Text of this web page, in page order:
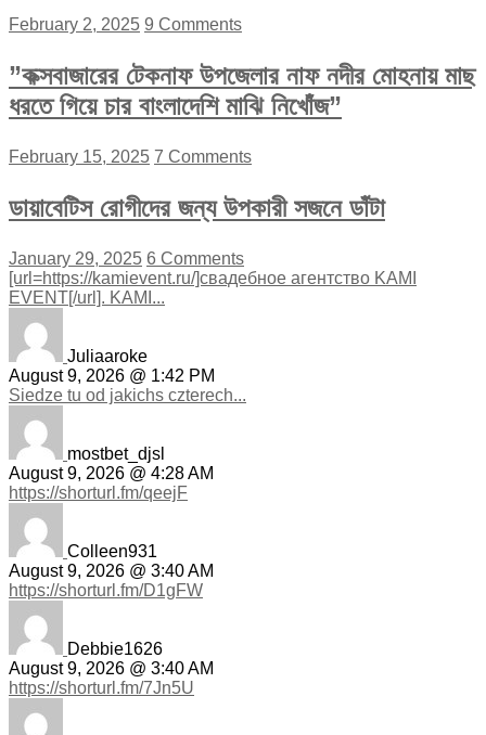
February 2, 2025 9 Comments
”কক্সবাজারের টেকনাফ উপজেলার নাফ নদীর মোহনায় মাছ
ধরতে গিয়ে চার বাংলাদেশি মাঝি নিখোঁজ”
February 15, 2025 7 Comments
ডায়াবেটিস রোগীদের জন্য উপকারী সজনে ডাঁটা
January 29, 2025 6 Comments
[url=https://kamievent.ru/]свадебное агентство KAMI
EVENT[/url]. KAMI...
Juliaaroke
August 9, 2026 @ 1:42 PM
Siedze tu od jakichs czterech...
mostbet_djsl
August 9, 2026 @ 4:28 AM
https://shorturl.fm/qeejF
Colleen931
August 9, 2026 @ 3:40 AM
https://shorturl.fm/D1gFW
Debbie1626
August 9, 2026 @ 3:40 AM
https://shorturl.fm/7Jn5U